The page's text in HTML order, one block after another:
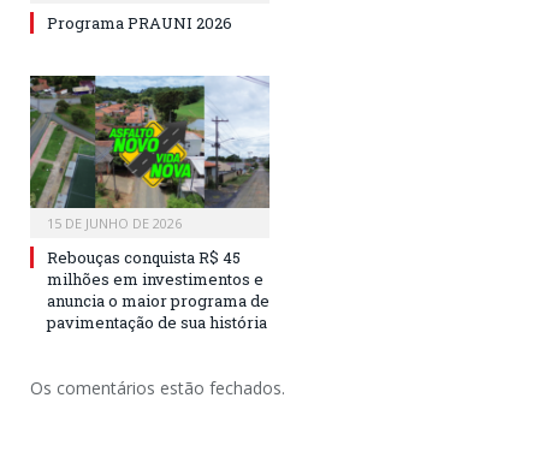
Programa PRAUNI 2026
15 DE JUNHO DE 2026
Rebouças conquista R$ 45
milhões em investimentos e
anuncia o maior programa de
pavimentação de sua história
Os comentários estão fechados.